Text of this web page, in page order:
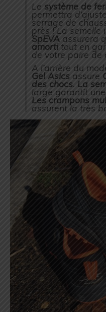
Le système de
permettra
serrage de
près ! La semelle
SpEVA assurera
amorti tout en
de votre paire de
A l’arrière du
Gel Asics assure
des chocs. La
large garantit
Les crampons
assurent la très